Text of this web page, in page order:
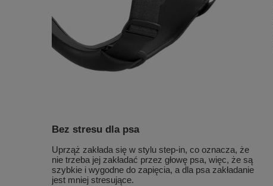
Bez stresu dla psa
Uprząż zakłada się w stylu step-in, co oznacza, że
nie trzeba jej zakładać przez głowę psa, więc, że są
szybkie i wygodne do zapięcia, a dla psa zakładanie
jest mniej stresujące.